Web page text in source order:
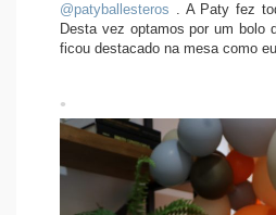
@patyballesteros . A Paty fez
Desta vez optamos por um bolo
ficou destacado na mesa como